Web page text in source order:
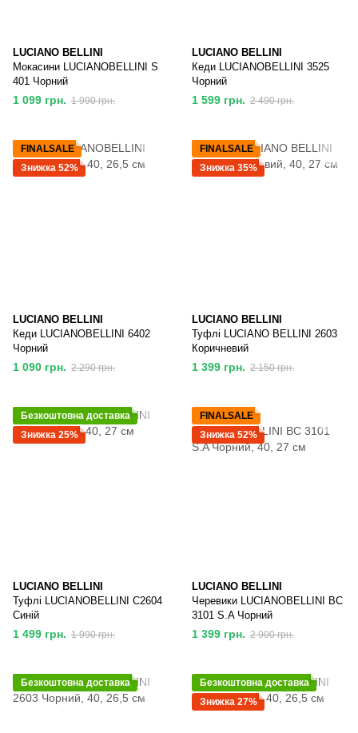
LUCIANO BELLINI
Мокасини LUCIANOBELLINI S
401 Чорний
1 099 грн. 1 990 грн.
LUCIANO BELLINI
Кеди LUCIANOBELLINI 3525
Чорний
1 599 грн. 2 490 грн.
FINALSALE
Знижка 52%
LUCIANO BELLINI
Кеди LUCIANOBELLINI 6402
Чорний
1 090 грн. 2 290 грн.
FINALSALE
Знижка 35%
LUCIANO BELLINI
Туфлі LUCIANO BELLINI 2603
Коричневий
1 399 грн. 2 150 грн.
Безкоштовна доставка
Знижка 25%
LUCIANO BELLINI
Туфлі LUCIANOBELLINI С2604
Синій
1 499 грн. 1 990 грн.
FINALSALE
Знижка 52%
LUCIANO BELLINI
Черевики LUCIANOBELLINI BC
3101 S.A Чорний
1 399 грн. 2 900 грн.
Безкоштовна доставка
Безкоштовна доставка
Знижка 27%